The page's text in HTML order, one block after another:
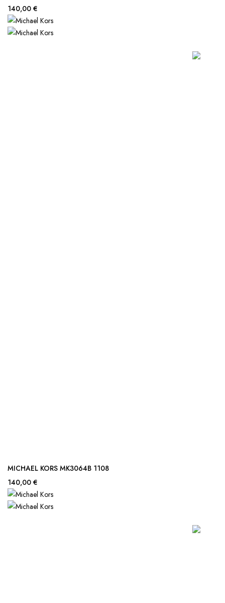
140,00 €
MICHAEL KORS MK3064B 1108
140,00 €